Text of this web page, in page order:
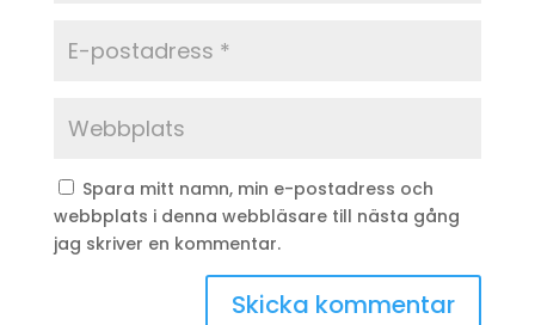
Spara mitt namn, min e-postadress och
webbplats i denna webbläsare till nästa gång
jag skriver en kommentar.